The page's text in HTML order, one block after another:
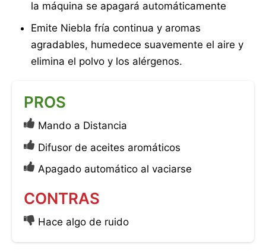
la máquina se apagará automáticamente
Emite Niebla fría continua y aromas
agradables, humedece suavemente el aire y
elimina el polvo y los alérgenos.
PROS
Mando a Distancia
Difusor de aceites aromáticos
Apagado automático al vaciarse
CONTRAS
Hace algo de ruido